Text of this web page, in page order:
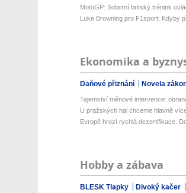
MotoGP: Sobotní britský trénink
Luke Browning pro F1sport: Kdyby
Ekonomika a
Daňové přiznání Novela
Tajemství měnové intervence:
U pražských hal chceme hlavně
Evropě hrozí rychlá dezertifikace.
Hobby a zábava
BLESK Tlapky Divoký kačer